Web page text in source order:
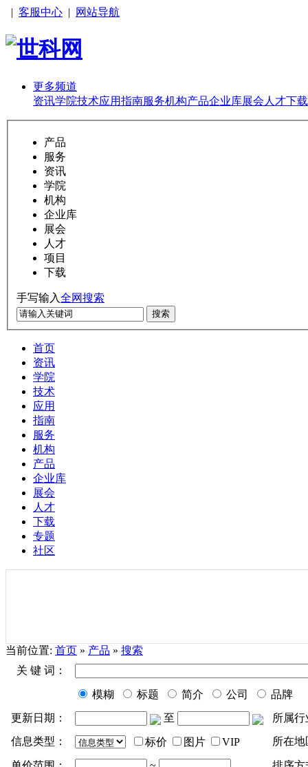
| 客服中心 | 网站导航
更多频道
资讯学院技术应用指南服务机构产品企业库展会 人才下载
产品
服务
资讯
学院
机构
企业库
展会
人才
项目
下载
手写输入全网搜索
搜索
首页
资讯
学院
技术
应用
指南
服务
机构
产品
企业库
展会
人才
下载
专题
社区
当前位置: 首页 » 产品 » 搜索
关 键 词：
模糊 标题 简介 公司
品牌
更新日期：
至
所属行
信息类型：
标价 图片 VIP 所在地